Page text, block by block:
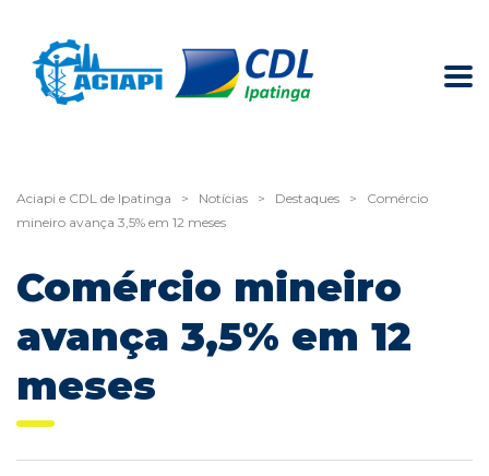
Aciapi e CDL de Ipatinga > Notícias > Destaques >
Comércio
mineiro avança 3,5% em 12 meses
Comércio mineiro
avança 3,5% em 12
meses